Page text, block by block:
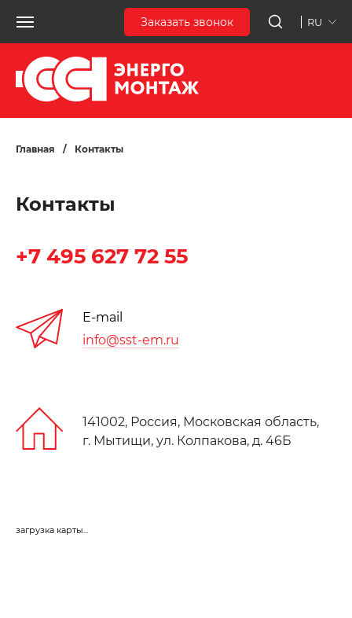
Заказать звонок RU
Главная / Контакты
Контакты
+7 495 627 72 55
E-mail
info@sst-em.ru
141002, Россия, Московская область,
г. Мытищи, ул. Колпакова, д. 46Б
загрузка карты...